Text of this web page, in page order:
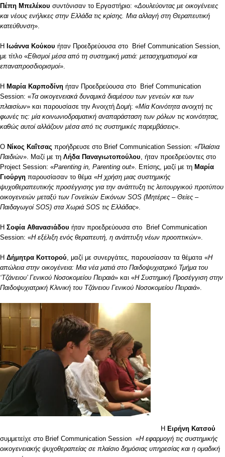
Πέπη Μπελέκου συντόνισαν το Εργαστήριο: «Δουλεύοντας με οικογένειες
και νέους ενήλικες στην Ελλάδα τις κρίσης. Μια αλλαγή στη Θεραπευτική
κατεύθυνση».
Η Ιωάννα Κούκου ήταν Προεδρεύουσα στο Brief Communication Session,
με τίτλο «Εθισμοί μέσα από τη συστημική ματιά: μετασχηματισμοί και
επαναπροσδιορισμοί».
Η Μαρία Καρποδίνη ήταν Προεδρεύουσα στο Brief Communication
Session: «Τα οικογενειακά δυναμικά διαμέσου των γενεών και των
πλαισίων» και παρουσίασε την Ανοιχτή Δομή: «Μία Κοινότητα ανοιχτή τις
φωνές τις: μία κοινωνιοδραματική αναπαράσταση των ρόλων τις κοινότητας,
καθώς αυτοί αλλάζουν μέσα από τις συστημικές παρεμβάσεις».
Ο Νίκος Καΐτσας προήδρευσε στο Brief Communication Session: «Πλαίσια
Παιδιών». Μαζί με τη Λήδα Παναγιωτοπούλου , ήταν προεδρεύοντες στο
Project Session: «Parenting in, Parenting out». Επίσης, μαζί με τη Μαρία
Γιούργη παρουσίασαν το θέμα «Η χρήση μιας συστημικής
ψυχοθεραπευτικής προσέγγισης για την ανάπτυξη τις λειτουργικού προτύπου
οικογενειών μεταξύ των Γονεϊκών Εικόνων SOS (Μητέρες – Θείες –
Παιδαγωγοί SOS) στα Χωριά SOS τις Ελλάδας».
Η Σοφία Αθανασιάδου ήταν προεδρεύουσα στο Brief Communication
Session: «Η εξέλιξη ενός θεραπευτή, η ανάπτυξη νέων προοπτικών».
Η Δήμητρα Κοττορού , μαζί με συνεργάτες, παρουσίασαν τα θέματα «Η
απώλεια στην οικογένεια: Μια νέα ματιά στο Παιδοψυχιατρικό Τμήμα του
‘Τζάνειου’ Γενικού Νοσοκομείου Πειραιά» και «Η Συστημική Προσέγγιση στην
Παιδοψυχιατρική Κλινική του Τζάνειου Γενικού Νοσοκομείου Πειραιά».
Η Ειρήνη Κατσού
συμμετείχε στο Brief Communication Session «Η εφαρμογή τις συστημικής
οικογενειακής ψυχοθεραπείας σε πλαίσιο δημόσιας υπηρεσίας και η ομαδική